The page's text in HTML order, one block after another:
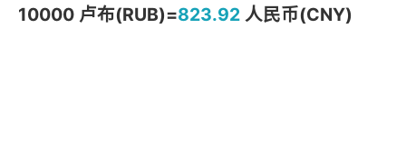
10000 卢布(RUB)=823.92人民币(CNY)